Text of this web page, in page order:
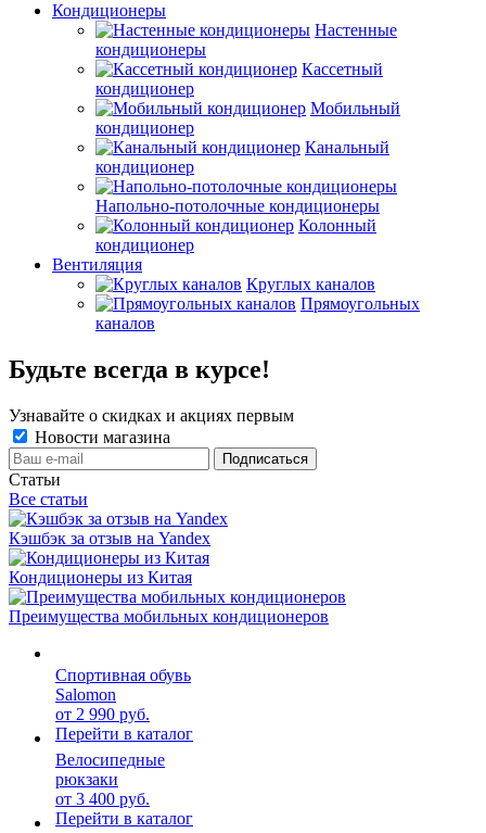
Кондиционеры
Настенные
кондиционеры
Кассетный
кондиционер
Мобильный
кондиционер
Канальный
кондиционер
Напольно-потолочные кондиционеры
Колонный
кондиционер
Вентиляция
Круглых каналов
Прямоугольных
каналов
Будьте всегда в курсе!
Узнавайте о скидках и акциях первым
Новости магазина
Статьи
Все статьи
Кэшбэк за отзыв на Yandex
Кондиционеры из Китая
Преимущества мобильных кондиционеров
Спортивная обувь
Salomon
от 2 990 руб.
Перейти в каталог
Велосипедные
рюкзаки
от 3 400 руб.
Перейти в каталог